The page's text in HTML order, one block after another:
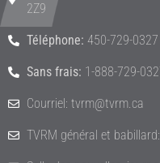
2Z9
Téléphone: 450-729-0327
Sans frais: 1-888-729-
Courriel: tvrm@tvrm.ca
TVRM général et